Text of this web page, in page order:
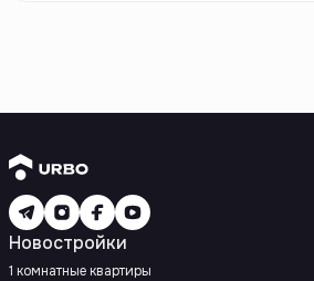
Новостройки
1 комнатные квартиры